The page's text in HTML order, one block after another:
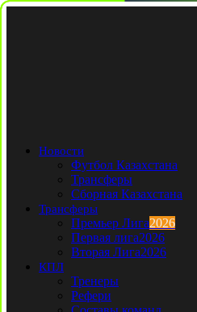
Новости
Футбол Казахстана
Трансферы
Сборная Казахстана
Трансферы
Премьер Лига2026
Первая лига2026
Вторая Лига2026
КПЛ
Тренеры
Рефери